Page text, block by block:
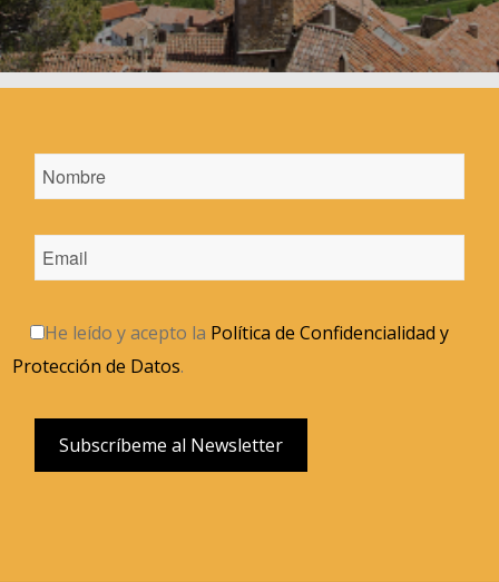
He leído y acepto la Política de Confidencialidad y
Protección de Datos.